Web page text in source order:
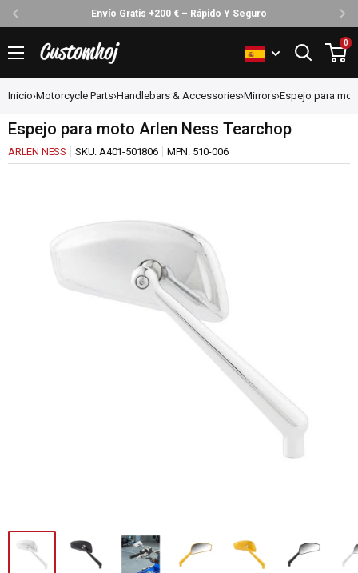
Envío Gratis +200 € – Rápido Y Seguro
directamente
al
contenido
Customhoj
0
Inicio›Motorcycle Parts›Handlebars & Accessories›Mirrors›Espejo para
Espejo para moto Arlen Ness Tearchop
ARLEN NESS SKU: A401-501806 MPN: 510-006